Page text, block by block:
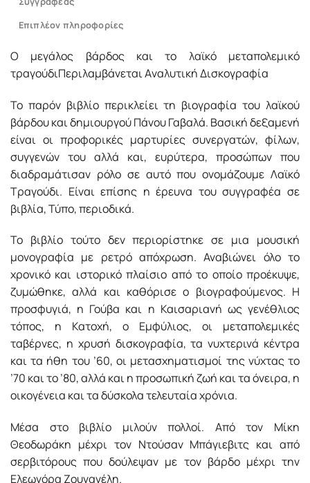
Επιπλέον πληροφορίες
Ο μεγάλος βάρδος και το λαϊκό μεταπολεμικό
τραγούδιΠεριλαμβάνεται Aναλυτική Δισκογραφία
Το παρόν βιβλίο περικλείει τη βιογραφία του λαϊκού
βάρδου και δημιουργού Πάνου Γαβαλά. Βασική δεξαμενή
είναι οι προφορικές μαρτυρίες συνεργατών, φίλων,
συγγενών του αλλά και, ευρύτερα, προσώπων που
διαδραμάτισαν ρόλο σε αυτό που ονομάζουμε Λαϊκό
Τραγούδι. Είναι επίσης η έρευνα του συγγραφέα σε
βιβλία, Τύπο, περιοδικά.
Το βιβλίο τούτο δεν περιορίστηκε σε μια μουσική
μονογραφία με ρετρό απόχρωση. Αναβιώνει όλο το
χρονικό και ιστορικό πλαίσιο από το οποίο προέκυψε,
ζυμώθηκε, αλλά και καθόρισε ο βιογραφούμενος. Η
προσφυγιά, η Γούβα και η Καισαριανή ως γενέθλιος
τόπος, η Κατοχή, ο Εμφύλιος, οι μεταπολεμικές
ταβέρνες, η χρυσή δισκογραφία, τα νυχτερινά κέντρα
και τα ήθη του ’60, οι μετασχηματισμοί της νύχτας το
’70 και το ’80, αλλά και η προσωπική ζωή και τα όνειρα, η
οικογένεια και τα δύσκολα τελευταία χρόνια.
Μέσα στο βιβλίο μιλούν πολλοί. Από τον Μίκη
Θεοδωράκη μέχρι τον Ντoύσαν Μπάγιεβιτς και από
σερβιτόρους που δούλεψαν με τον βάρδο μέχρι την
Ελεωνόρα Ζουγανέλη.